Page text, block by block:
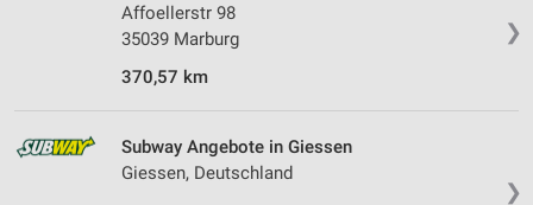
❯
Affoellerstr 98
35039 Marburg
370,57 km
❯
Subway Angebote in Giessen
Giessen, Deutschland